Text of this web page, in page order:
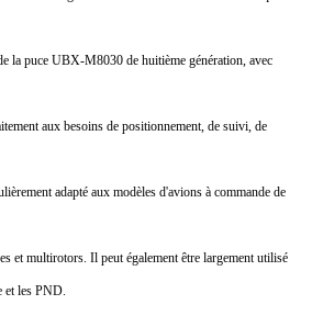
la puce UBX-M8030 de huitième génération, avec
aux besoins de positionnement, de suivi, de
adapté aux modèles d'avions à commande de
et multirotors. Il peut également être largement utilisé
et les PND.